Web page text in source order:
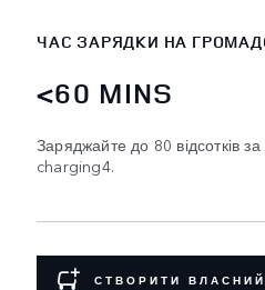
ЧАС ЗАРЯДКИ НА
<60 MINS
Заряджайте до 80 відсотків
charging4.
СТВОРИТИ ВЛАСНИЙ